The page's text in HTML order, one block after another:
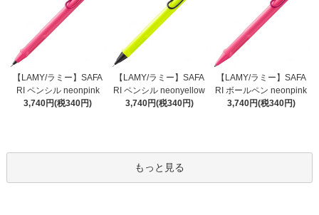
【LAMY/ラミー】SAFA
RI ペンシル neonpink
3,740円(税340円)
【LAMY/ラミー】SAFA
RI ペンシル neonyellow
3,740円(税340円)
【LAMY/ラミー】SAFA
RI ボールペン neonpink
3,740円(税340円)
もっと見る